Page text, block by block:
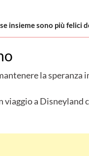
insieme sono più felici
la speranza
viaggio a Disneyland